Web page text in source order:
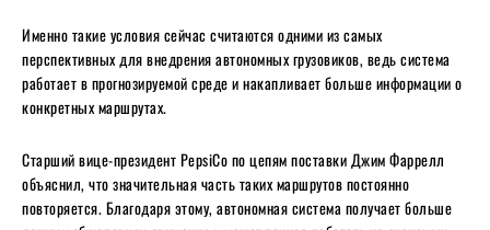
Именно такие условия сейчас считаются одними из самых
перспективных для внедрения автономных грузовиков, ведь система
работает в прогнозируемой среде и накапливает больше информации о
конкретных маршрутах.
Старший вице-президент PepsiCo по цепям поставки Джим Фаррелл
объяснил, что значительная часть таких маршрутов постоянно
повторяется. Благодаря этому, автономная система получает больше